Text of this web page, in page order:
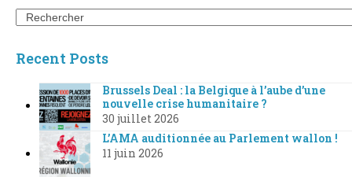
Search
Recent Posts
Brussels Deal : la Belgique à l’aube d’une
nouvelle crise humanitaire ?
30 juillet 2026
L’AMA auditionnée au Parlement wallon !
11 juin 2026